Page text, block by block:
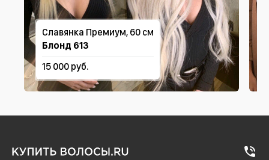
Славянка Премиум, 60 см
Блонд 613
15 000 руб.